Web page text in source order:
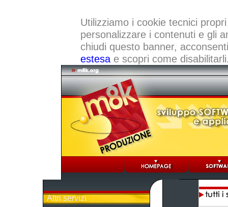
Utilizziamo i cookie tecnici
personalizzare i contenuti e gli
chiudi questo banner,
estesae scopri come
Altri servizi